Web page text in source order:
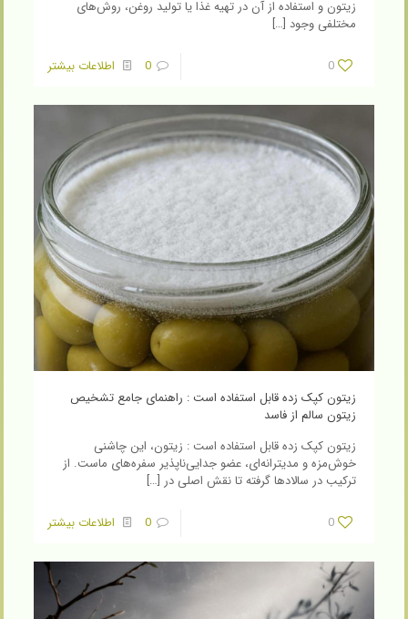
زیتون و استفاده از آن در تهیه غذا یا تولید روغن، روش‌های
مختلفی وجود […]
0
0 اطلاعات بیشتر
زیتون کپک زده قابل استفاده است : راهنمای جامع تشخیص
زیتون سالم از فاسد
زیتون کپک زده قابل استفاده است : زیتون، این چاشنی
خوش‌مزه و مدیترانه‌ای، عضو جدایی‌ناپذیر سفره‌های ماست. از
ترکیب در سالادها گرفته تا نقش اصلی در […]
0
0 اطلاعات بیشتر